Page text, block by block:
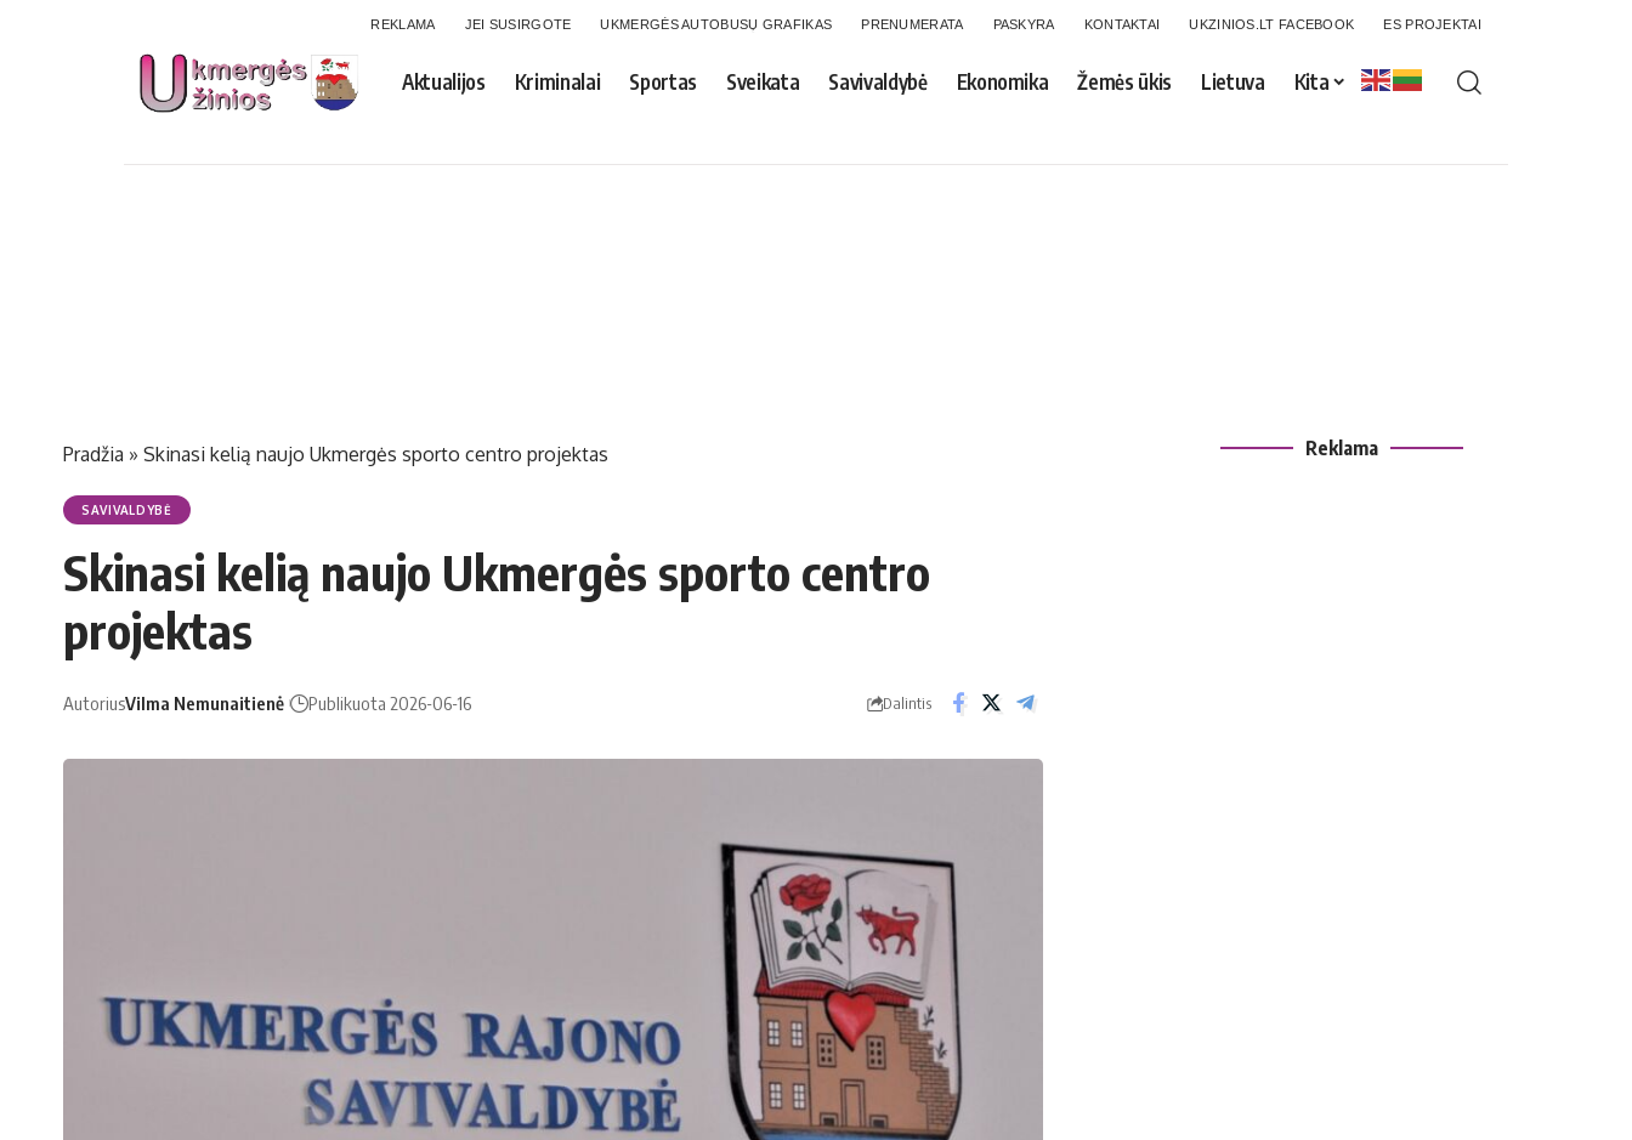
REKLAMA JEI SUSIRGOTE UKMERGĖS AUTOBUSŲ GRAFIKAS PRENUMERATA PASKYRA KONTAKTAI UKZINIOS.LT FACEBOOK ES PROJEKTAI
Aktualijos Kriminalai Sportas Sveikata Savivaldybė Ekonomika Žemės ūkis Lietuva Kita
Pradžia » Skinasi kelią naujo Ukmergės sporto centro projektas
SAVIVALDYBĖ
Skinasi kelią naujo Ukmergės sporto centro
projektas
AutoriusVilma Nemunaitienė Publikuota 2026-06-16 Dalintis
Reklama